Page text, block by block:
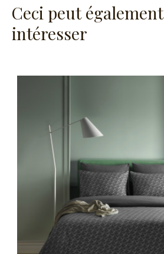
Ceci peut
intéresser